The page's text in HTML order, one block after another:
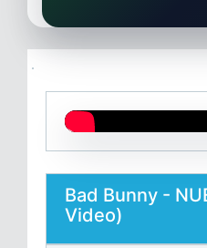
Bad Bunny -
Video)